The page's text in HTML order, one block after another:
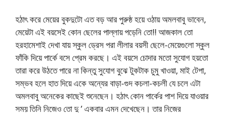
হঠাৎ করে মেয়ের বুকদুটো এত বড় আর পুরুষ্ঠ হয়ে ওঠায় অমলবাবু ভাবেন,
মেয়েটা এই বয়সেই কোন ছেলের পাল্লায় পড়েনি তো!! আজকাল তো
হরহামেশাই দেখা যায় স্কুল ড্রেস পরা লীলার বয়সী ছেলে-মেয়েগুলো স্কুল
ফাঁকি দিয়ে পার্কে বসে প্রেম করছে। এই বয়সে চোদার মতো সুযোগ হয়তো
তারা করে উঠতে পারে না কিন্তু সুযোগ বুঝে টুকটাক চুমু খাওয়া, মাই টেপা,
সম্ভব হলে হাত দিয়ে একে অন্যের বাড়া-গুদ কচলা-কচলী যে চলে এটা
অমলবাবু অনেকের কাছেই শুনেছেন। হঠাৎ কোন পার্কের পাশ দিয়ে যাওয়ার
সময় তিনি নিজেও তো দু ’ একবার এমন দেখেছেন। তার নিজের